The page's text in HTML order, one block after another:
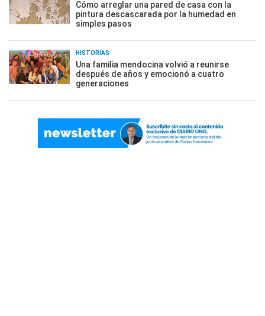
Cómo arreglar una pared de casa con la
pintura descascarada por la humedad en
simples pasos
HISTORIAS
Una familia mendocina volvió a reunirse
después de años y emocionó a cuatro
generaciones